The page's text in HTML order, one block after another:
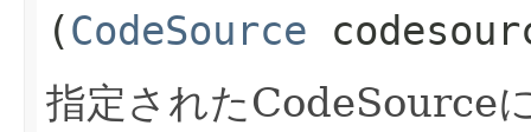
(CodeSource
指定されたCodeSource